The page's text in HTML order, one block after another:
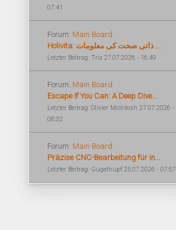
07:41
Forum: Main Board
Holivita: ذاتی صحت کی معلومات ...
Letzter Beitrag: Trix 27.07.2026 - 16:49
Forum: Main Board
Escape If You Can: A Deep Dive...
Letzter Beitrag: Olivier McIntosh 27.07.2026 -
08:32
Forum: Main Board
Präzise CNC-Bearbeitung für in...
Letzter Beitrag: Gugelhupf 25.07.2026 - 07:57